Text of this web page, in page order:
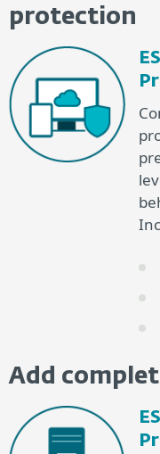
protection
Add